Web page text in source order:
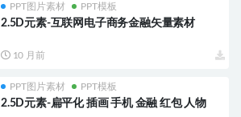
PPT图片素材 PPT模板
2.5D元素-互联网电子商务金融矢量素材
10 月前
PPT图片素材 PPT模板
2.5D元素-扁平化 插画 手机 金融 红包 人物